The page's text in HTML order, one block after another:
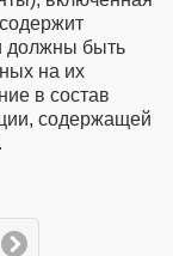
должны быть
на их
в состав
содержащей